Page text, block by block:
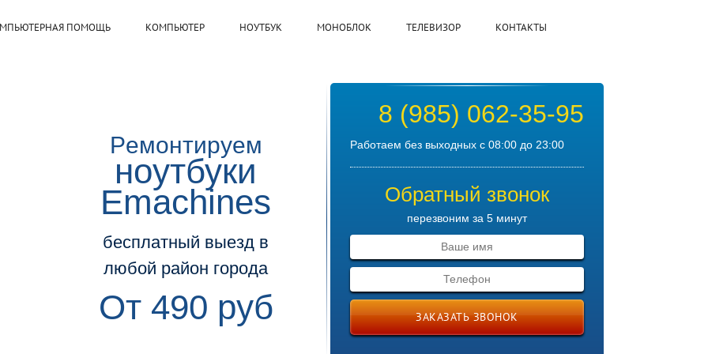
ПОМОЩЬ КОМПЬЮТЕР НОУТБУК МОНОБЛОК ТЕЛЕВИЗОР КОНТАКТЫ
8 (985) 062-35-95
Работаем без выходных с 08:00 до 23:00
Обратный звонок
перезвоним за 5 минут
ЗАКАЗАТЬ ЗВОНОК
Ремонтируем
ноутбуки
Emachines
бесплатный выезд в
любой район города
От 490 руб